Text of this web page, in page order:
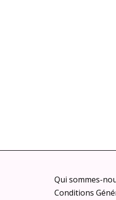
Qui sommes-
Conditions